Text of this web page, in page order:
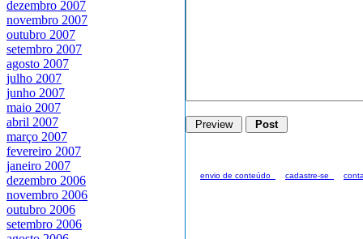
dezembro 2007
novembro 2007
outubro 2007
setembro 2007
agosto 2007
julho 2007
junho 2007
maio 2007
abril 2007
março 2007
fevereiro 2007
janeiro 2007
dezembro 2006
novembro 2006
outubro 2006
setembro 2006
envio de conteúdo_ cadastre-se_